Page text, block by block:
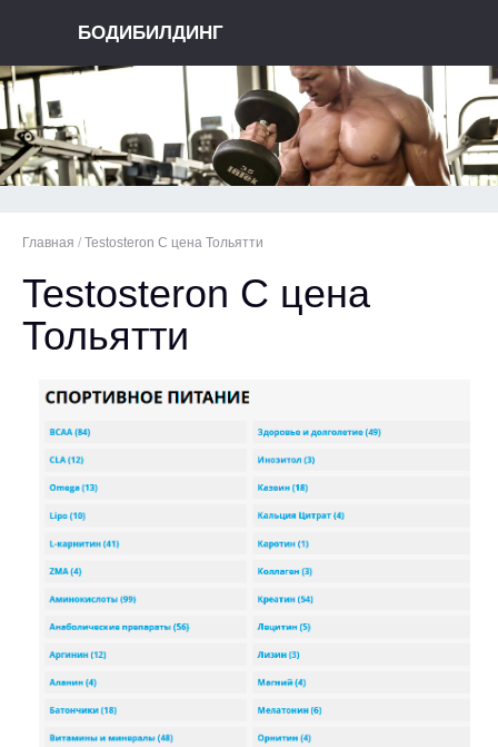
БОДИБИЛДИНГ
Главная / Testosteron C цена Тольятти
Testosteron C цена
Тольятти